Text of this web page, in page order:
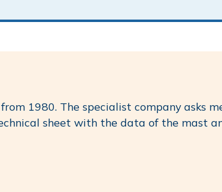
1980. The specialist company asks
sheet with the data of the mast